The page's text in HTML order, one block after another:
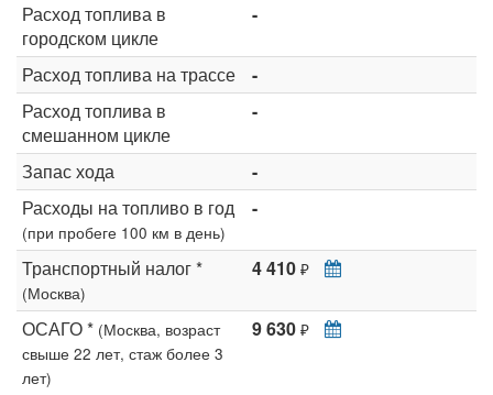
Расход топлива в
городском цикле
-
Расход топлива на трассе
-
Расход топлива в
смешанном цикле
-
Запас хода
-
Расходы на топливо в год
(при пробеге 100 км в день)
-
Транспортный налог *
(Москва)
4 410 ₽
ОСАГО * (Москва, возраст
свыше 22 лет, стаж более 3
лет)
9 630 ₽